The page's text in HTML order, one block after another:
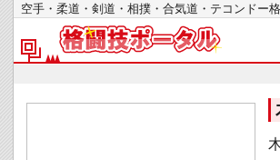
空手・柔道・剣道・相撲・合気道・テコンド